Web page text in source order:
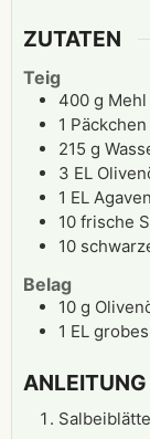
ZUTATEN
Teig
400 g Mehl
1 Päckchen
215 g
3 EL
1 EL
10 frische
10
Belag
10 g
1 EL
ANLEITUNG